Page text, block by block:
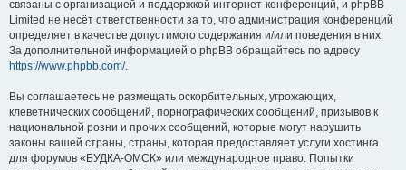
связаны с организацией и поддержкой интернет-конференций, и phpBB
Limited не несёт ответственности за то, что администрация конференций
определяет в качестве допустимого содержания и/или поведения в них.
За дополнительной информацией о phpBB обращайтесь по адресу
https://www.phpbb.com/.
Вы соглашаетесь не размещать оскорбительных, угрожающих,
клеветнических сообщений, порнографических сообщений, призывов к
национальной розни и прочих сообщений, которые могут нарушить
законы вашей страны, страны, которая предоставляет услуги хостинга
для форумов «БУДКА-ОМСК» или международное право. Попытки